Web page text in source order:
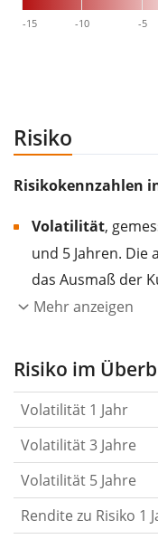
-15 -10 -5
Risiko
Risikokennzahlen
Volatilität,
und 5 Jahren.
das Ausmaß der
eines Jahres wider.
Aktie, des ETF,
gelten im
berechnen die
letzten 1, 3 und 5
die
oder schwächer
Mehr anzeigen
Risiko im
Volatilität 1 Jahr
Volatilität 3 Jahre
Volatilität 5 Jahre
Rendite zu Risiko 1